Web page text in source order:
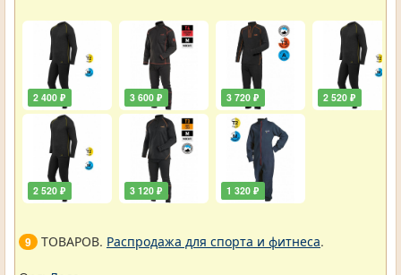
2 400 ₽
2 520 ₽
3 600 ₽
3 120 ₽
3 720 ₽
1 320 ₽
2 520 ₽
9 ТОВАРОВ. Распродажа для спорта и фитнеса.